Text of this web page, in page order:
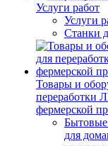
Услуги работ
Услуги
Станки
Товары и
переработки
фермерской
Бытовые
для